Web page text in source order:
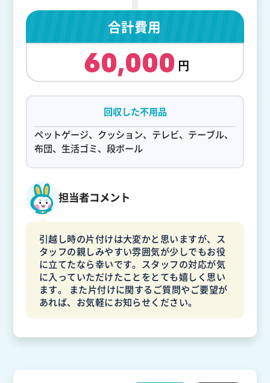
合計費用
60,000
回収した不用品
ペットゲージ、クッション、テレビ、テーブル、
布団、生活ゴミ、段ボール
担当者コメント
引越し時の片付けは大変かと思いますが、ス
タッフの親しみやすい雰囲気が少しでもお役
に立てたなら幸いです。スタッフの対応が気
に入っていただけたことをとても嬉しく思い
ます。 また片付けに関するご質問やご要望が
あれば、お気軽にお知らせください。